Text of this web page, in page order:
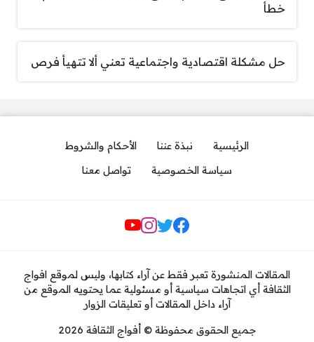
خطأ
حل مشكلة اقتصادية واجتماعية تعني ألا تتهيأ فرص
الرئيسية نبذة عننا
الأحكام والشروط
سياسة الخصوصية
تواصل معنا
مواقع التواصل
المقالات المنشورة تعبر فقط عن آراء كتابها، وليس لموقع افواج
الثقافة أي اتجاهات سياسية أو مسئولية عما يحتويه الموقع من
آراء داخل المقالات أو تعليقات الزوار
جميع الحقوق محفوظة © أفواج الثقافة 2026